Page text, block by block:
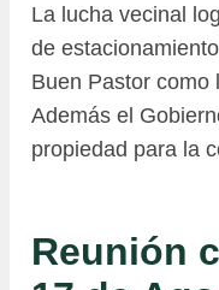
La lucha vecinal
de
Buen Pastor como
Además el
propiedad para la
Reunión